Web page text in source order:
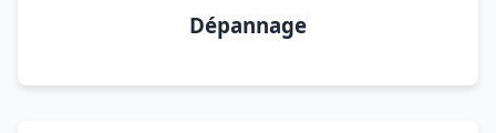
Dépannage